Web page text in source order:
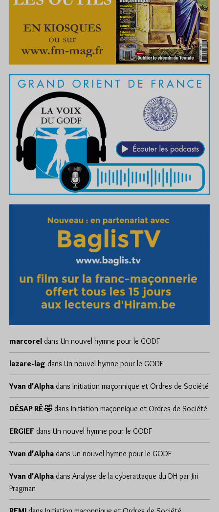
marcorel dans Un nouvel hymne pour le GODF
lazare-lag dans Un nouvel hymne pour le GODF
Yvan d'Alpha dans Initiation maçonnique et Ordres de Société
DÉSAP RÊ 🤣 dans Initiation maçonnique et Ordres de Société
ERGIEF dans Un nouvel hymne pour le GODF
Yvan d'Alpha dans Un nouvel hymne pour le GODF
Yvan d'Alpha dans Analyse de la cyberattaque du DH par Jiri
Pragman